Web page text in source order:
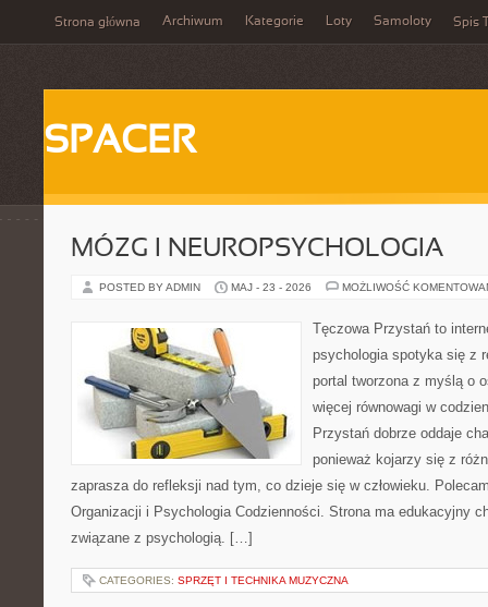
Strona główna Archiwum Kategorie Loty Samoloty Spis
SPACER
MÓZG I NEUROPSYCHOLOGIA
POSTED BY ADMIN MAJ - 23 - 2026 MOŻLIWOŚĆ
Tęczowa Przystań to
psychologia spotyka się z
portal tworzona z myślą o
więcej równowagi w
Przystań dobrze oddaje
ponieważ kojarzy się z
zaprasza do refleksji nad tym, co dzieje się w człowieku.
Organizacji i Psychologia Codzienności. Strona ma edukacyjny
związane z psychologią. […]
CATEGORIES: SPRZĘT I TECHNIKA MUZYCZNA